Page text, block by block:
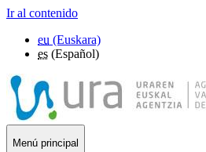
Ir al contenido
eu (Euskara)
es (Español)
Menú principal